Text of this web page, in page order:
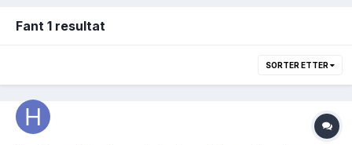
Fant 1 resultat
SORTER ETTER